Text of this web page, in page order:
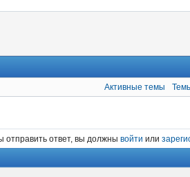
Активные темы
отправить ответ, вы должны войти или